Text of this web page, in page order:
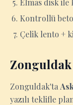
Elmas disk ile
Kontrollü
Çelik lento +
Zonguldak'ta
yazılı teklifle